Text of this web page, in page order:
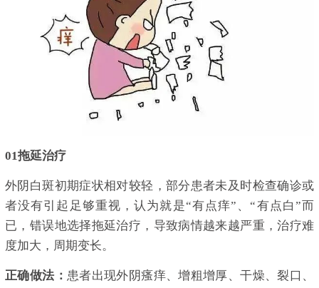
01拖延治疗
外阴白斑初期症状相对较轻，部分患者未及时检查确诊或
者没有引起足够重视，认为就是“有点痒”、“有点白”而
已，错误地选择拖延治疗，导致病情越来越严重，治疗难
度加大，周期变长。
正确做法： 患者出现外阴瘙痒、增粗增厚、干燥、裂口、